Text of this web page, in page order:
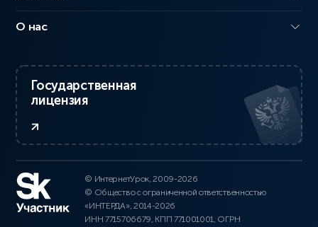
О нас
Государственная
лицензия
© ИнтернетУрок, 2009-2026
© Общество с ограниченной ответственностью
«ИНТЕРДА», 2014-2026
ИНН 7715706679, КПП 771001001, ОГРН